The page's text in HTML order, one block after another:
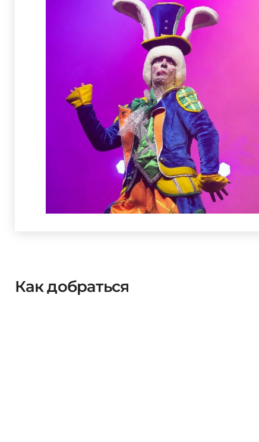
Как добраться